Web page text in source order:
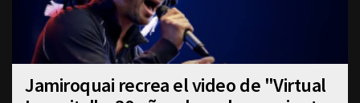
Jamiroquai recrea el video de "Virtual